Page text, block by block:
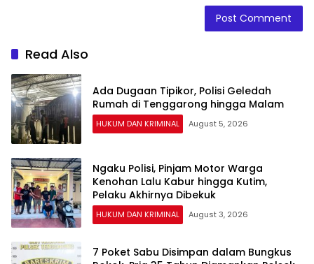
Read Also
Ada Dugaan Tipikor, Polisi Geledah
Rumah di Tenggarong hingga Malam
HUKUM DAN KRIMINAL August 5, 2026
Ngaku Polisi, Pinjam Motor Warga
Kenohan Lalu Kabur hingga Kutim,
Pelaku Akhirnya Dibekuk
HUKUM DAN KRIMINAL August 3, 2026
7 Poket Sabu Disimpan dalam Bungkus